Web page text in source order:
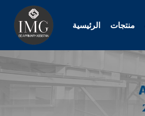
المحتوى
الرئيسية منتجات